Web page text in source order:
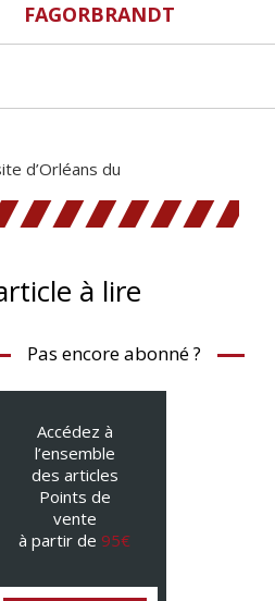
FAGORBRANDT
d’Orléans du
à lire
Pas encore abonné ?
Accédez à
l’ensemble
des articles
Points de
vente
à partir de 95€